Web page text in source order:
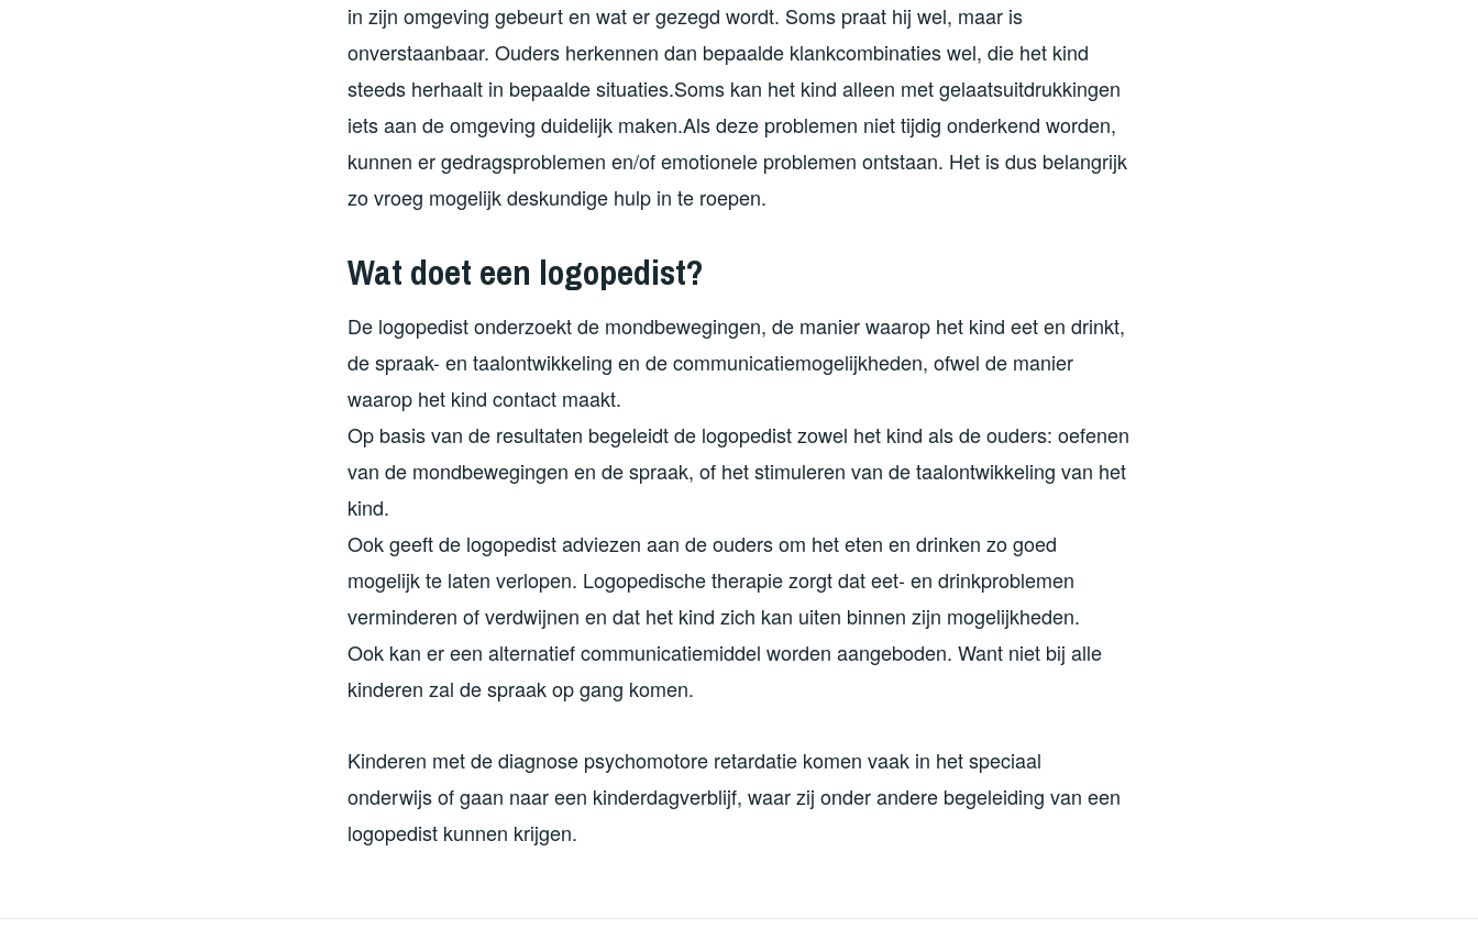
in zijn omgeving gebeurt en wat er gezegd wordt. Soms praat hij wel, maar is
onverstaanbaar. Ouders herkennen dan bepaalde klankcombinaties wel, die het kind
steeds herhaalt in bepaalde situaties.Soms kan het kind alleen met gelaatsuitdrukkingen
iets aan de omgeving duidelijk maken.Als deze problemen niet tijdig onderkend worden,
kunnen er gedragsproblemen en/of emotionele problemen ontstaan. Het is dus belangrijk
zo vroeg mogelijk deskundige hulp in te roepen.
Wat doet een logopedist?
De logopedist onderzoekt de mondbewegingen, de manier waarop het kind eet en drinkt,
de spraak- en taalontwikkeling en de communicatiemogelijkheden, ofwel de manier
waarop het kind contact maakt.
Op basis van de resultaten begeleidt de logopedist zowel het kind als de ouders: oefenen
van de mondbewegingen en de spraak, of het stimuleren van de taalontwikkeling van het
kind.
Ook geeft de logopedist adviezen aan de ouders om het eten en drinken zo goed
mogelijk te laten verlopen. Logopedische therapie zorgt dat eet- en drinkproblemen
verminderen of verdwijnen en dat het kind zich kan uiten binnen zijn mogelijkheden.
Ook kan er een alternatief communicatiemiddel worden aangeboden. Want niet bij alle
kinderen zal de spraak op gang komen.
Kinderen met de diagnose psychomotore retardatie komen vaak in het speciaal
onderwijs of gaan naar een kinderdagverblijf, waar zij onder andere begeleiding van een
logopedist kunnen krijgen.